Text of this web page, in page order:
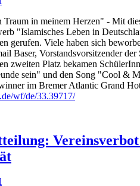
Traum in meinem Herzen" - Mit
"Islamisches Leben in
gerufen. Viele haben sich
Baser, Vorstandsvorsitzender
zweiten Platz bekamen
sein" und den Song "Cool &
im Bremer Atlantic Grand
wf/de/33.39717/